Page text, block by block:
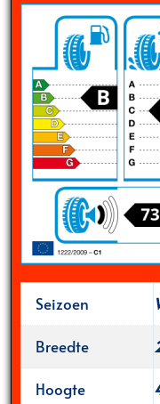
Seizoen
Breedte
Hoogte